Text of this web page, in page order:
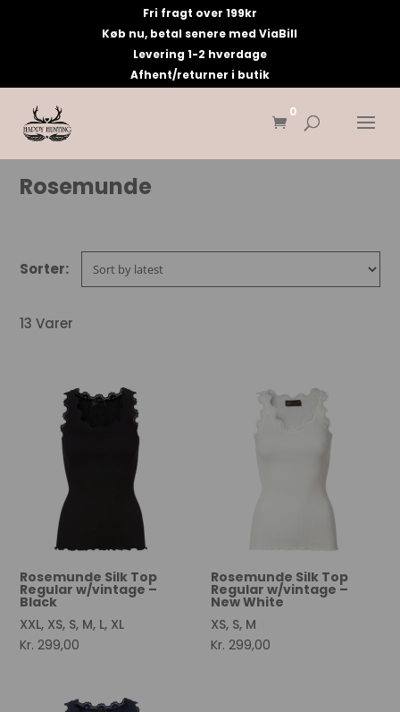
Fri fragt over 199kr
Køb nu, betal senere med ViaBill
Levering 1-2 hverdage
Afhent/returner i butik
0
Rosemunde
13 Varer
Rosemunde Silk Top
Regular w/vintage –
Black
XXL, XS, S, M, L, XL
Kr. 299,00
Rosemunde Silk Top
Regular w/vintage –
New White
XS, S, M
Kr. 299,00